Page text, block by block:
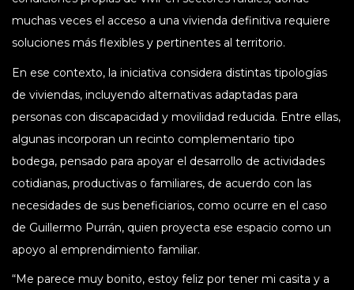
muchas veces el acceso a una vivienda definitiva requiere
soluciones más flexibles y pertinentes al territorio.
En ese contexto, la iniciativa considera distintas tipologías
de viviendas, incluyendo alternativas adaptadas para
personas con discapacidad y movilidad reducida. Entre ellas,
algunas incorporan un recinto complementario tipo
bodega, pensado para apoyar el desarrollo de actividades
cotidianas, productivas o familiares, de acuerdo con las
necesidades de sus beneficiarios, como ocurre en el caso
de Guillermo Purrán, quien proyecta ese espacio como un
apoyo al emprendimiento familiar.
“Me parece muy bonito, estoy feliz por tener mi casita y a